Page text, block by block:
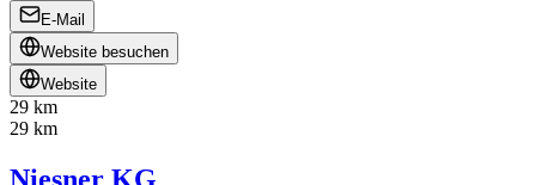
E-Mail
Website besuchen
Website
29 km
29 km